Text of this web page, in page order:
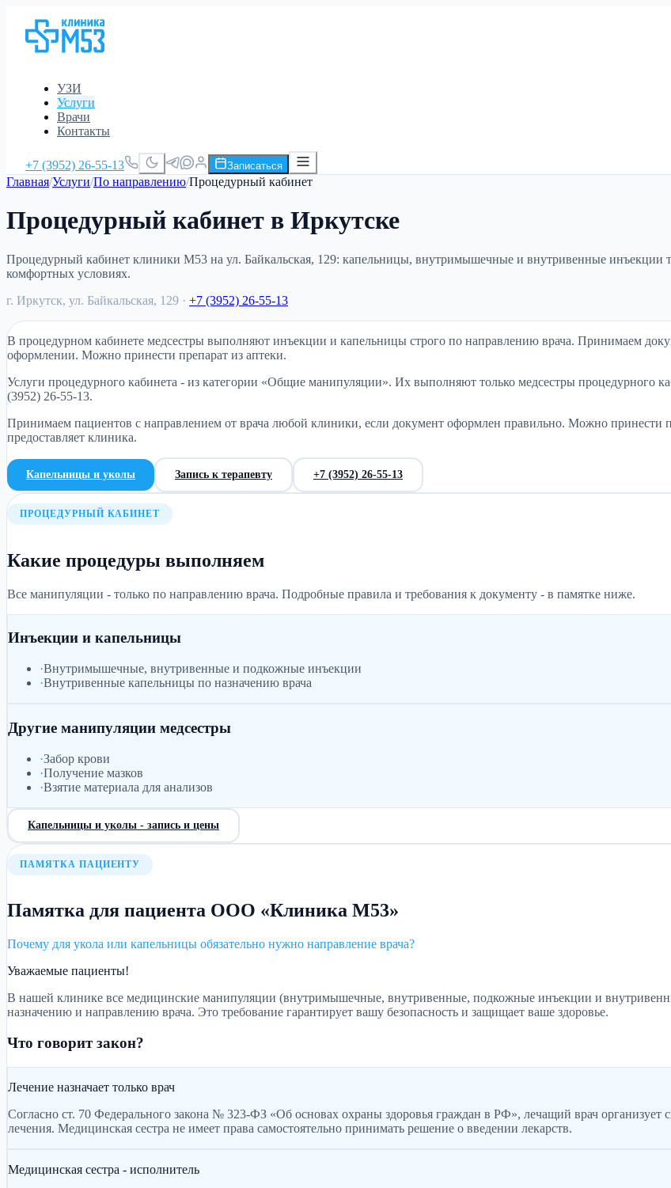
УЗИ
Услуги
Врачи
Контакты
+7 (3952) 26-55-13 Записаться
Главная/Услуги/По направлению/Процедурный кабинет
Процедурный кабинет в Иркутске
Процедурный кабинет клиники М53 на ул. Байкальская, 129: капельницы, внутримышечные и внутривенные инъекции
комфортных условиях.
г. Иркутск, ул. Байкальская, 129 · +7 (3952) 26-55-13
В процедурном кабинете медсестры выполняют инъекции и капельницы строго по направлению врача. Принимаем
оформлении. Можно принести препарат из аптеки.
Услуги процедурного кабинета - из категории «Общие манипуляции». Их выполняют только медсестры процедурного
(3952) 26-55-13.
Принимаем пациентов с направлением от врача любой клиники, если документ оформлен правильно. Можно принести
предоставляет клиника.
Капельницы и уколы Запись к терапевту +7 (3952) 26-55-13
ПРОЦЕДУРНЫЙ КАБИНЕТ
Какие процедуры выполняем
Все манипуляции - только по направлению врача. Подробные правила и требования к документу - в памятке ниже.
Инъекции и капельницы
·Внутримышечные, внутривенные и подкожные инъекции
·Внутривенные капельницы по назначению врача
Другие манипуляции медсестры
·Забор крови
·Получение мазков
·Взятие материала для анализов
Капельницы и уколы - запись и цены
ПАМЯТКА ПАЦИЕНТУ
Памятка для пациента ООО «Клиника М53»
Почему для укола или капельницы обязательно нужно направление врача?
Уважаемые пациенты!
В нашей клинике все медицинские манипуляции (внутримышечные, внутривенные, подкожные инъекции и
назначению и направлению врача. Это требование гарантирует вашу безопасность и защищает ваше здоровье.
Что говорит закон?
Лечение назначает только врач
Согласно ст. 70 Федерального закона № 323-ФЗ «Об основах охраны здоровья граждан в РФ», лечащий врач организует
лечения. Медицинская сестра не имеет права самостоятельно принимать решение о введении лекарств.
Медицинская сестра - исполнитель